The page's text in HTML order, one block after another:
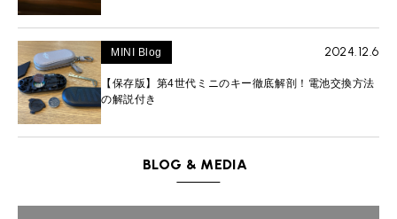
MINI Blog 2024.12.6
【保存版】第4世代ミニのキー徹底解剖！電池交換方法
の解説付き
BLOG & MEDIA